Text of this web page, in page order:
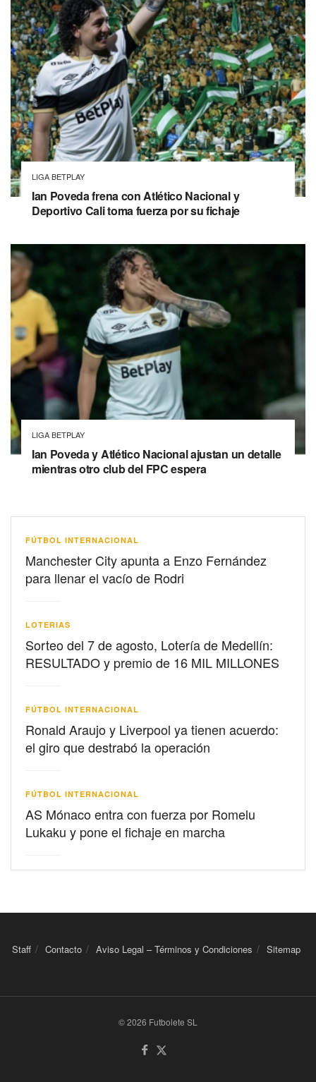
LIGA BETPLAY
Ian Poveda frena con Atlético Nacional y
Deportivo Cali toma fuerza por su fichaje
LIGA BETPLAY
Ian Poveda y Atlético Nacional ajustan un detalle
mientras otro club del FPC espera
FÚTBOL INTERNACIONAL
Manchester City apunta a Enzo Fernández
para llenar el vacío de Rodri
LOTERIAS
Sorteo del 7 de agosto, Lotería de Medellín:
RESULTADO y premio de 16 MIL MILLONES
FÚTBOL INTERNACIONAL
Ronald Araujo y Liverpool ya tienen acuerdo:
el giro que destrabó la operación
FÚTBOL INTERNACIONAL
AS Mónaco entra con fuerza por Romelu
Lukaku y pone el fichaje en marcha
Staff Contacto Aviso Legal – Términos y Condiciones Sitemap
© 2026 Futbolete SL